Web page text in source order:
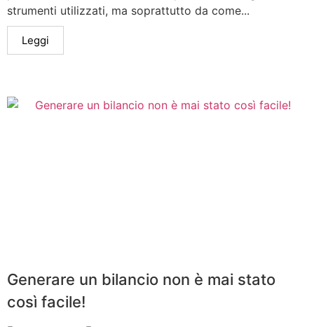
strumenti utilizzati, ma soprattutto da come...
Leggi
Generare un bilancio non è mai stato
così facile!